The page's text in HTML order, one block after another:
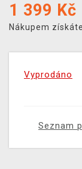
1 399 Kč
Nákupem získáte
Vyprodáno
Seznam